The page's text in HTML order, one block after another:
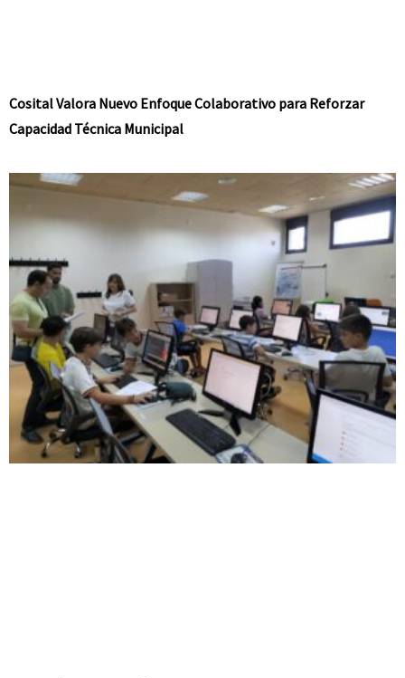
Cosital Valora Nuevo Enfoque Colaborativo para Reforzar
Capacidad Técnica Municipal